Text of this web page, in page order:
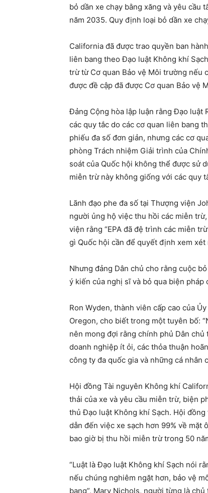
bỏ dần xe chạy bằng xăng và yêu cầu
năm 2035. Quy định loại bỏ dần xe
California đã được trao quyền ban
liên bang theo Đạo luật Không khí
trừ từ Cơ quan Bảo vệ Môi trường nếu
được đề cập đã được Cơ quan Bảo vệ
Đảng Cộng hòa lập luận rằng Đạo luật
các quy tắc do các cơ quan liên bang
phiếu đa số đơn giản, nhưng các cơ
phòng Trách nhiệm Giải trình của
soát của Quốc hội không thể được sử
miễn trừ này không giống với các quy
Lãnh đạo phe đa số tại Thượng viện
người ủng hộ việc thu hồi các miễn
viện rằng “EPA đã đệ trình các miễn
gì Quốc hội cần để quyết định xem
Nhưng đảng Dân chủ cho rằng cuộc
ý kiến ​​của nghị sĩ và bỏ qua biện
Ron Wyden, thành viên cấp cao của
Oregon, cho biết trong một tuyên bố:
nên mong đợi rằng chính phủ Dân
doanh nghiệp ít ỏi, các thỏa thuận
công ty đa quốc gia và những cá nhân
Hội đồng Tài nguyên Không khí
thải của xe và yêu cầu miễn trừ, biện
thủ Đạo luật Không khí Sạch. Hội
dẫn đến việc xe sạch hơn 99% về mặt
bao giờ bị thu hồi miễn trừ trong 50
“Luật là Đạo luật Không khí Sạch nói
nếu chúng nghiêm ngặt hơn, bảo vệ
bang”, Mary Nichols, người từng là